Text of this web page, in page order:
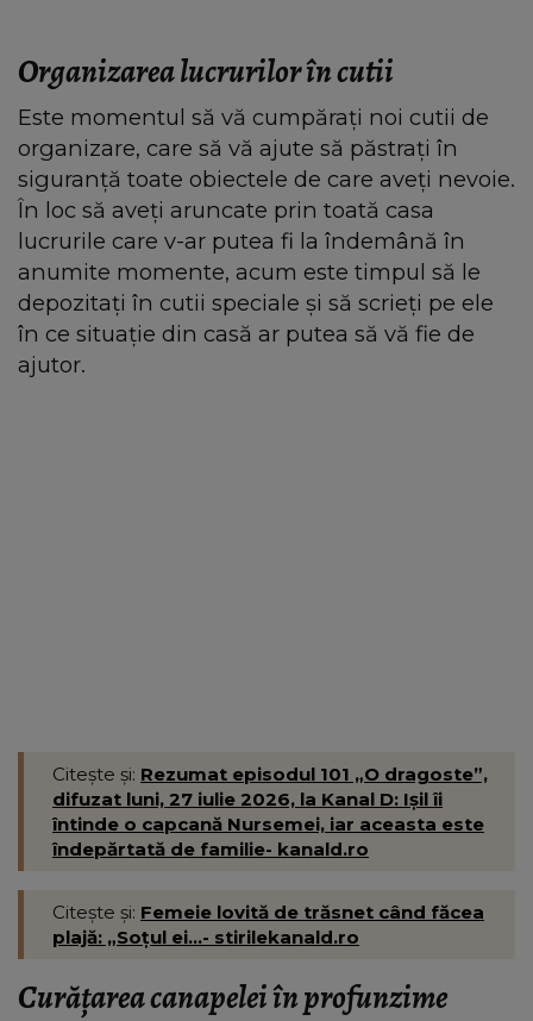
Organizarea lucrurilor în cutii
Este momentul să vă cumpărați noi cutii de
organizare, care să vă ajute să păstrați în
siguranță toate obiectele de care aveți nevoie.
În loc să aveți aruncate prin toată casa
lucrurile care v-ar putea fi la îndemână în
anumite momente, acum este timpul să le
depozitați în cutii speciale și să scrieți pe ele
în ce situație din casă ar putea să vă fie de
ajutor.
Citește și: Rezumat episodul 101 „O dragoste”,
difuzat luni, 27 iulie 2026, la Kanal D: Ișil îi
întinde o capcană Nursemei, iar aceasta este
îndepărtată de familie- kanald.ro
Citește și: Femeie lovită de trăsnet când făcea
plajă: „Soțul ei...- stirilekanald.ro
Curățarea canapelei în profunzime